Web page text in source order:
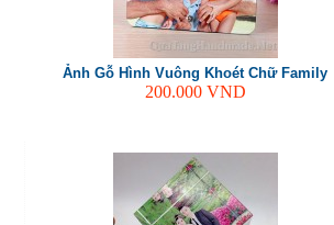
Ảnh Gỗ Hình Vuông Khoét Chữ Family
200.000 VND